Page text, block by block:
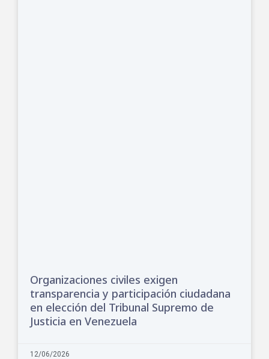
Organizaciones civiles exigen
transparencia y participación ciudadana
en elección del Tribunal Supremo de
Justicia en Venezuela
12/06/2026